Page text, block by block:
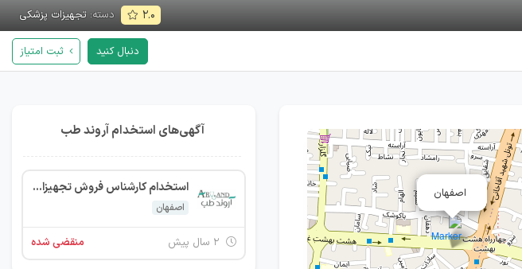
۲.۰ دسته: تجهیزات پزشکی
دنبال کنید ثبت امتیاز
اصفهان
آگهی‌های استخدام آروند طب
استخدام کارشناس فروش تجهیزات پزشکی
اصفهان
منقضی شده